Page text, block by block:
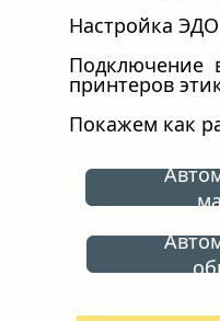
Настройка ЭДО
Подключение
принтеров
Покажем как